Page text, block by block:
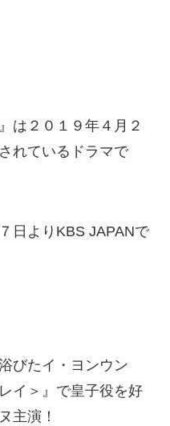
は２０１９年４月２
れているドラマで
日よりKBS JAPANで
びたイ・ヨンウン
イ＞』で皇子役を好
主演！